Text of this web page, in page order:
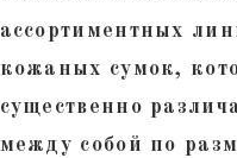
ассортиментных
кожаных сумок,
существенно
между собой по